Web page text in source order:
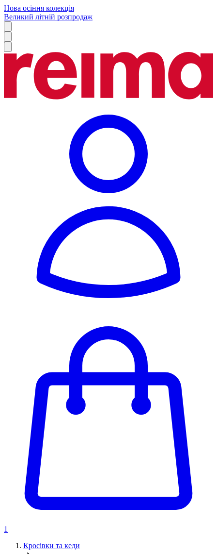
Нова осіння колекція
Великий літній розпродаж
1
Кросівки та кеди